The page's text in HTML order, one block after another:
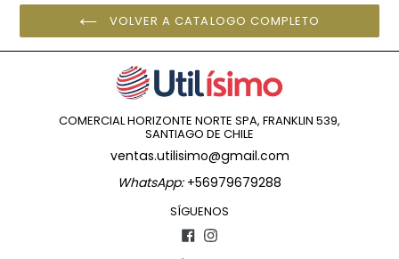
VOLVER A CATALOGO COMPLETO
COMERCIAL HORIZONTE NORTE SPA, FRANKLIN 539,
SANTIAGO DE CHILE
ventas.utilisimo@gmail.com
WhatsApp: +56979679288
SÍGUENOS
Facebook
Instagram